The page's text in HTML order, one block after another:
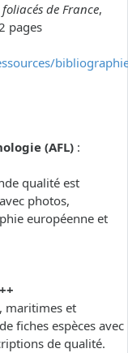
de France,
pages
(AFL) :
qualité est
photos,
européenne et
maritimes et
fiches espèces avec
de qualité.